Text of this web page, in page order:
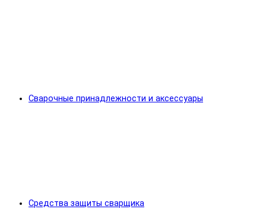
Сварочные принадлежности и аксессуары
Средства защиты сварщика